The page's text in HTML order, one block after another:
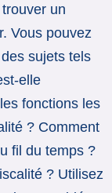
un
Vous pouvez
sujets tels
elle
fonctions les
? Comment
fil du temps ?
? Utilisez